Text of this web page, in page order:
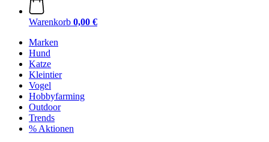
Warenkorb 0,00 €
Marken
Hund
Katze
Kleintier
Vogel
Hobbyfarming
Outdoor
Trends
% Aktionen